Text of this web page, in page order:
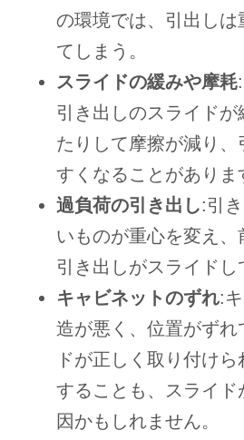
の環境では、引出し
てしまう。
スライドの緩みや摩耗
引き出しのスライドが
たりして摩擦が減り
すくなることがありま
過負荷の引き出し:引
いものが重心を変え、
引き出しがスライドし
キャビネットのずれ:
造が悪く、位置がずれ
ドが正しく取り付け
することも、スライ
因かもしれません。